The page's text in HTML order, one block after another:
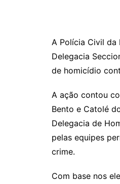
A Polícia Civil da
Delegacia
de homicídio
A ação contou
Bento e Catolé
Delegacia de
pelas equipes
crime.
Com base nos